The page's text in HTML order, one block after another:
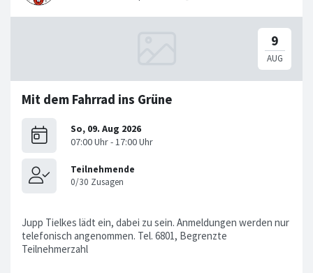
Mit dem Fahrrad ins Grüne
Jupp Tielkes lädt ein, dabei zu sein. Anmeldungen werden nur
telefonisch angenommen. Tel. 6801, Begrenzte
Teilnehmerzahl